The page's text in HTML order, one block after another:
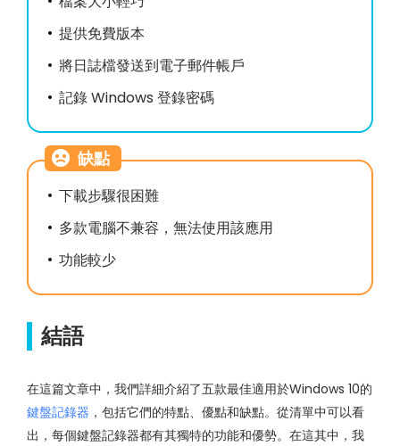
提供免費版本
將日誌檔發送到電子郵件帳戶
記錄 Windows 登錄密碼
缺點
下載步驟很困難
多款電腦不兼容，無法使用該應用
功能較少
結語
在這篇文章中，我們詳細介紹了五款最佳適用於Windows 10的
鍵盤記錄器 ，包括它們的特點、優點和缺點。從清單中可以看
出，每個鍵盤記錄器都有其獨特的功能和優勢。在這其中，我